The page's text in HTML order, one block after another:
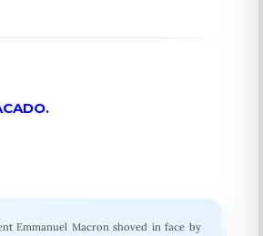
Emmanuel Macron shoved in face by